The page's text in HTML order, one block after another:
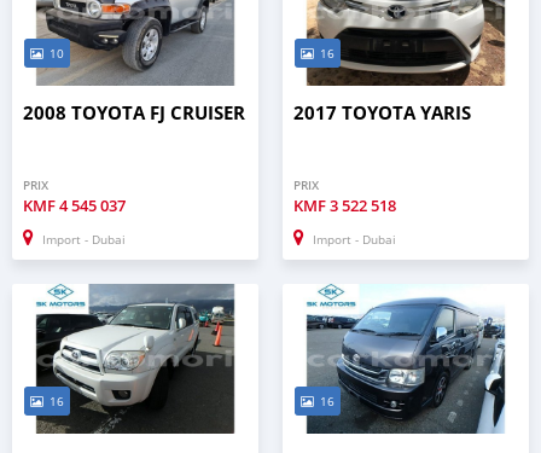
10
2008 TOYOTA FJ CRUISER
PRIX
KMF4 545 037
Import - Dubai
16
2017 TOYOTA YARIS
PRIX
KMF3 522 518
Import - Dubai
16 16